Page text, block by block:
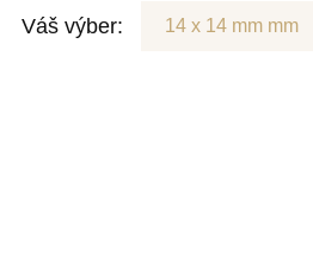
Váš výber: 14 x 14 mm mm